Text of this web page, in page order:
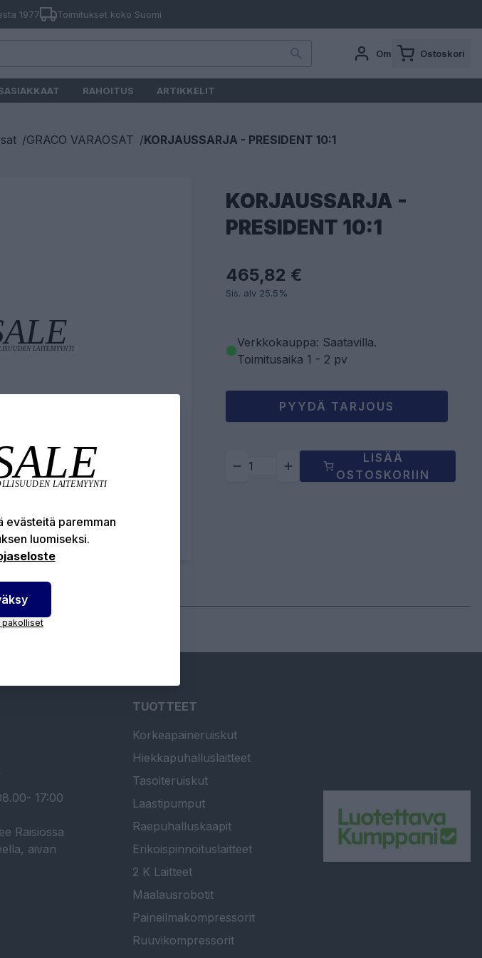
1977 Toimitukset koko Suomi
Oma tili Ostoskori
RAHOITUS ARTIKKELIT
/GRACO VARAOSAT /KORJAUSSARJA - PRESIDENT 10:1
Tekniset edut
KORJAUSSARJA -
PRESIDENT 10:1
465,82 €
Sis. alv 25.5%
Verkkokauppa: Saatavilla.
Toimitusaika 1 - 2 pv
PYYDÄ TARJOUS
LISÄÄ
OSTOSKORIIN
17:00
Raisiossa
aivan
TUOTTEET
Korkeapaineruiskut
Hiekkapuhalluslaitteet
Tasoiteruiskut
Laastipumput
Raepuhalluskaapit
Erikoispinnoituslaitteet
2 K Laitteet
Maalausrobotit
Paineilmakompressorit
Ruuvikompressorit
evästeitä paremman
luomiseksi.
pakolliset